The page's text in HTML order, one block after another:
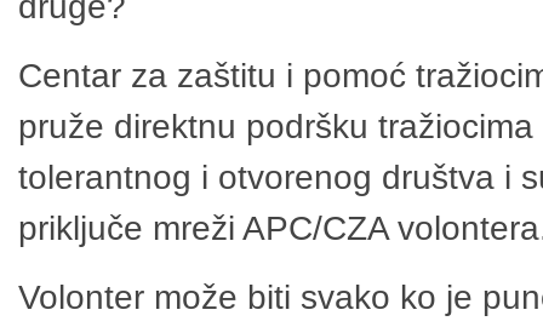
Centar za zaštitu i pomoć
pruže direktnu podršku
tolerantnog i otvorenog društva i
priključe mreži APC/CZA
Volonter može biti svako ko je